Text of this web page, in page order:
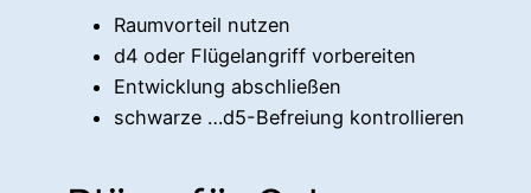
Raumvorteil nutzen
d4 oder Flügelangriff vorbereiten
Entwicklung abschließen
schwarze …d5-Befreiung kontrollieren